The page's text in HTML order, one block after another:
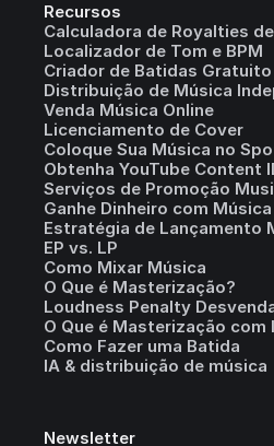
Recursos
Calculadora de Royalties
Localizador de Tom e BPM
Criador de Batidas Gratuito
Distribuição de Música
Venda Música Online
Licenciamento de Cover
Coloque Sua Música no
Obtenha YouTube Content
Serviços de Promoção
Ganhe Dinheiro com Música
Estratégia de Lançamento
EP vs. LP
Como Mixar Música
O Que é Masterização?
Loudness Penalty
O Que é Masterização com
Como Fazer uma Batida
IA & distribuição de música
Newsletter